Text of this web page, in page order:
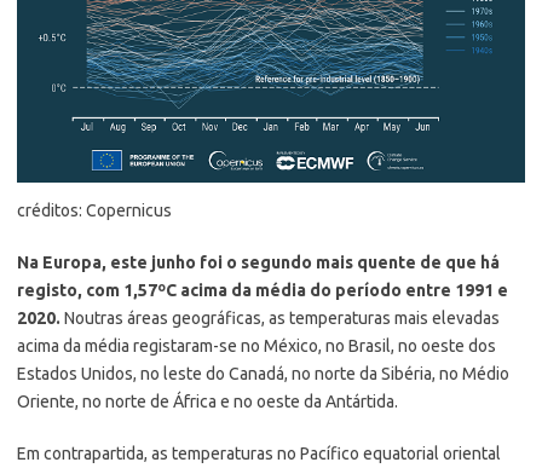
créditos: Copernicus
Na Europa, este junho foi o segundo mais quente de que há
registo, com 1,57ºC acima da média do período entre 1991 e
2020. Noutras áreas geográficas, as temperaturas mais elevadas
acima da média registaram-se no México, no Brasil, no oeste dos
Estados Unidos, no leste do Canadá, no norte da Sibéria, no Médio
Oriente, no norte de África e no oeste da Antártida.
Em contrapartida, as temperaturas no Pacífico equatorial oriental